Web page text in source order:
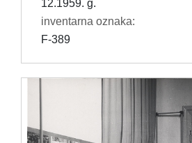
12.1959. g.
inventarna oznaka:
F-389